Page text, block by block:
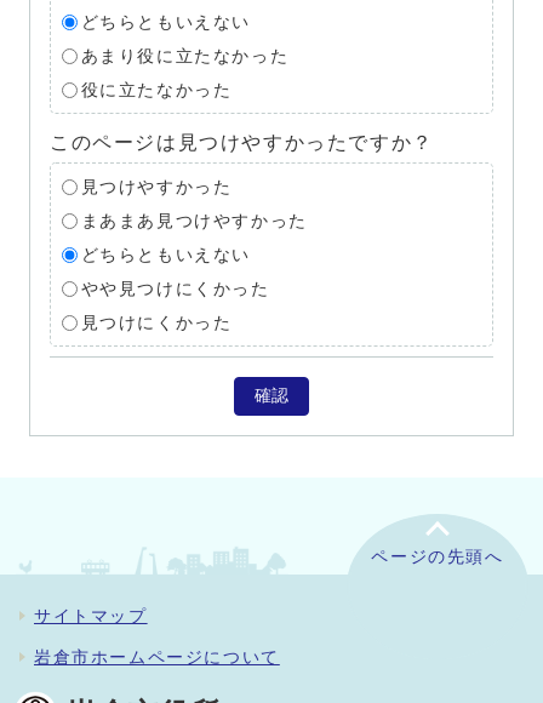
どちらともいえない
あまり役に立たなかった
役に立たなかった
このページは見つけやすかったですか？
見つけやすかった
まあまあ見つけやすかった
どちらともいえない
やや見つけにくかった
見つけにくかった
確認
ページの先頭へ
サイトマップ
岩倉市ホームページについて